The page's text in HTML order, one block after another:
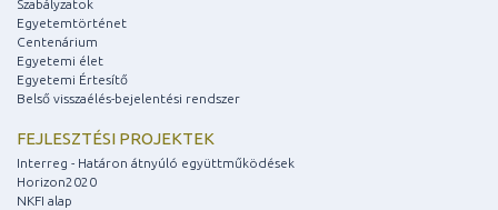
Szabályzatok
Egyetemtörténet
Centenárium
Egyetemi élet
Egyetemi Értesítő
Belső visszaélés-bejelentési rendszer
FEJLESZTÉSI PROJEKTEK
Interreg - Határon átnyúló együttműködések
Horizon2020
NKFI alap